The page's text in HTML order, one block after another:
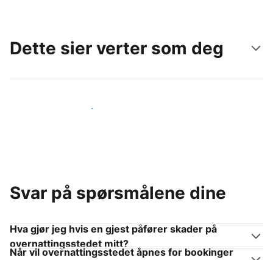
Dette sier verter som deg
Gjør som andre verter som deg
Svar på spørsmålene dine
Hva gjør jeg hvis en gjest påfører skader på
overnattingsstedet mitt?
Når vil overnattingsstedet åpnes for bookinger